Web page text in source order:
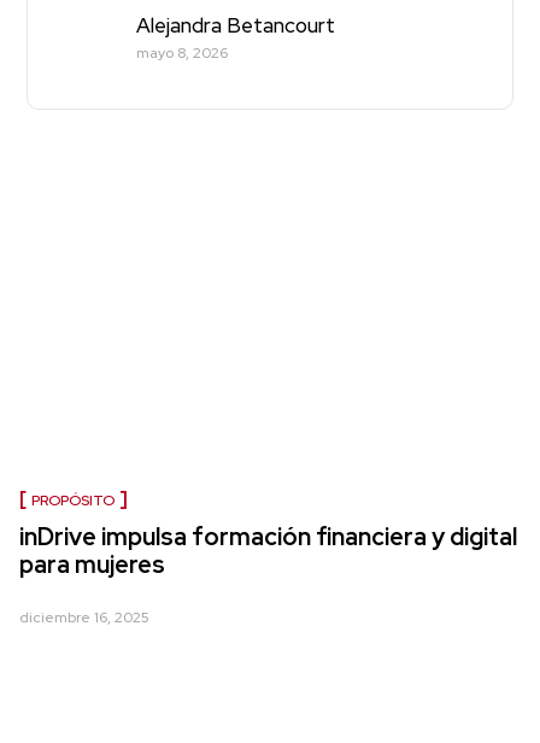
Alejandra Betancourt
mayo 8, 2026
PROPÓSITO
inDrive impulsa formación financiera y digital
para mujeres
diciembre 16, 2025